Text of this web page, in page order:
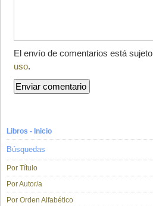
El envío de comentarios está
uso.
Libros - Inicio
Búsquedas
Por Título
Por Autor/a
Por Orden Alfabético